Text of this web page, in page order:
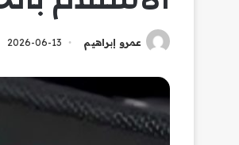
عمرو إبراهيم 2026-06-13